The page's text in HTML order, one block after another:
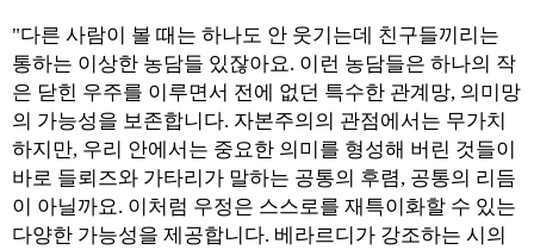
"다른 사람이 볼 때는 하나도 안 웃기는데 친구들끼리는
통하는 이상한 농담들 있잖아요. 이런 농담들은 하나의 작
은 닫힌 우주를 이루면서 전에 없던 특수한 관계망, 의미망
의 가능성을 보존합니다. 자본주의의 관점에서는 무가치
하지만, 우리 안에서는 중요한 의미를 형성해 버린 것들이
바로 들뢰즈와 가타리가 말하는 공통의 후렴, 공통의 리듬
이 아닐까요. 이처럼 우정은 스스로를 재특이화할 수 있는
다양한 가능성을 제공합니다. 베라르디가 강조하는 시의